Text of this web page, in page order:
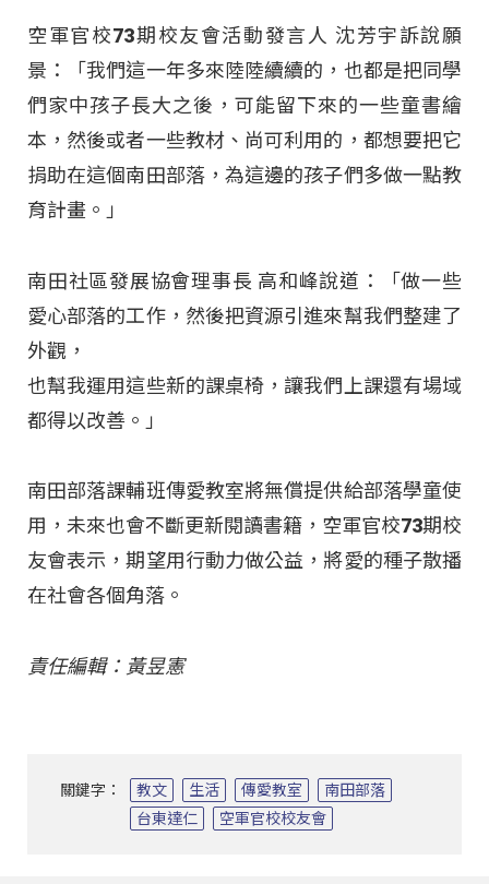
空軍官校73期校友會活動發言人 沈芳宇訴說願
景：「我們這一年多來陸陸續續的，也都是把同學
們家中孩子長大之後，可能留下來的一些童書繪
本，然後或者一些教材、尚可利用的，都想要把它
捐助在這個南田部落，為這邊的孩子們多做一點教
育計畫。」
南田社區發展協會理事長 高和峰說道：「做一些
愛心部落的工作，然後把資源引進來幫我們整建了
外觀，
也幫我運用這些新的課桌椅，讓我們上課還有場域
都得以改善。」
南田部落課輔班傳愛教室將無償提供給部落學童使
用，未來也會不斷更新閱讀書籍，空軍官校73期校
友會表示，期望用行動力做公益，將愛的種子散播
在社會各個角落。
責任編輯：黃昱憲
關鍵字： 教文 生活 傳愛教室
南田部落
台東達仁
空軍官校校友會